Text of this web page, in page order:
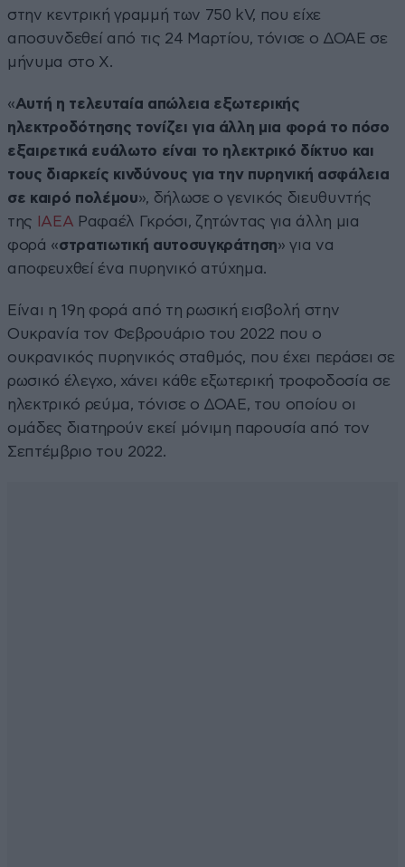
στην κεντρική γραμμή των 750 kV, που είχε
αποσυνδεθεί από τις 24 Μαρτίου, τόνισε ο ΔΟΑΕ σε
μήνυμα στο Χ.
«Αυτή η τελευταία απώλεια εξωτερικής
ηλεκτροδότησης τονίζει για άλλη μια φορά το πόσο
εξαιρετικά ευάλωτο είναι το ηλεκτρικό δίκτυο και
τους διαρκείς κινδύνους για την πυρηνική ασφάλεια
σε καιρό πολέμου», δήλωσε ο γενικός διευθυντής
της
ΙΑΕΑ Ραφαέλ Γκρόσι, ζητώντας για άλλη μια
φορά «στρατιωτική αυτοσυγκράτηση» για να
αποφευχθεί ένα πυρηνικό ατύχημα.
Είναι η 19η φορά από τη ρωσική εισβολή στην
Ουκρανία τον Φεβρουάριο του 2022 που ο
ουκρανικός πυρηνικός σταθμός, που έχει περάσει σε
ρωσικό έλεγχο, χάνει κάθε εξωτερική τροφοδοσία σε
ηλεκτρικό ρεύμα, τόνισε ο ΔΟΑΕ, του οποίου οι
ομάδες διατηρούν εκεί μόνιμη παρουσία από τον
Σεπτέμβριο του 2022.